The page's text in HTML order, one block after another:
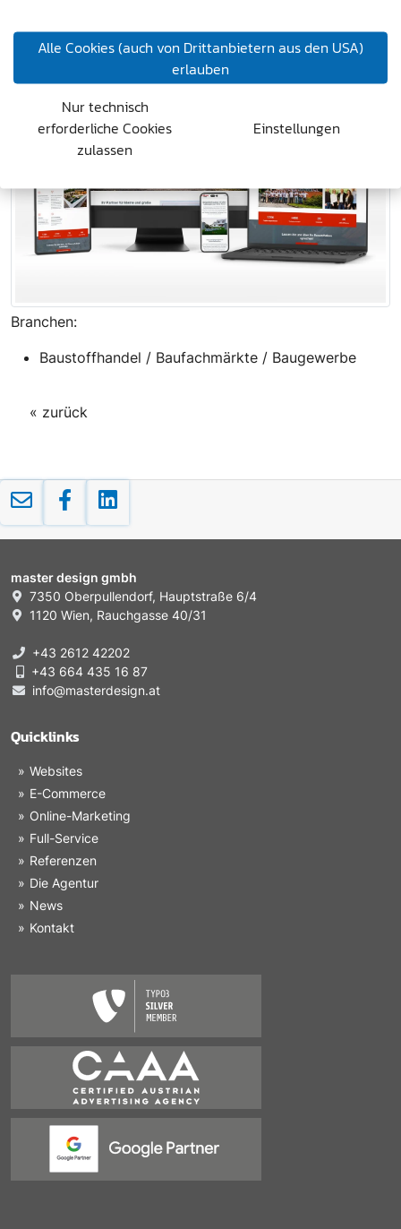
Branchen:
Baustoffhandel / Baufachmärkte / Baugewerbe
« zurück
master design gmbh
7350 Oberpullendorf, Hauptstraße 6/4
1120 Wien, Rauchgasse 40/31
+43 2612 42202
+43 664 435 16 87
info@masterdesign.at
Quicklinks
Websites
E-Commerce
Online-Marketing
Full-Service
Referenzen
Die Agentur
News
Kontakt
Alle Cookies (auch von Drittanbietern aus den USA)
erlauben
Nur technisch
erforderliche Cookies
zulassen
Einstellungen